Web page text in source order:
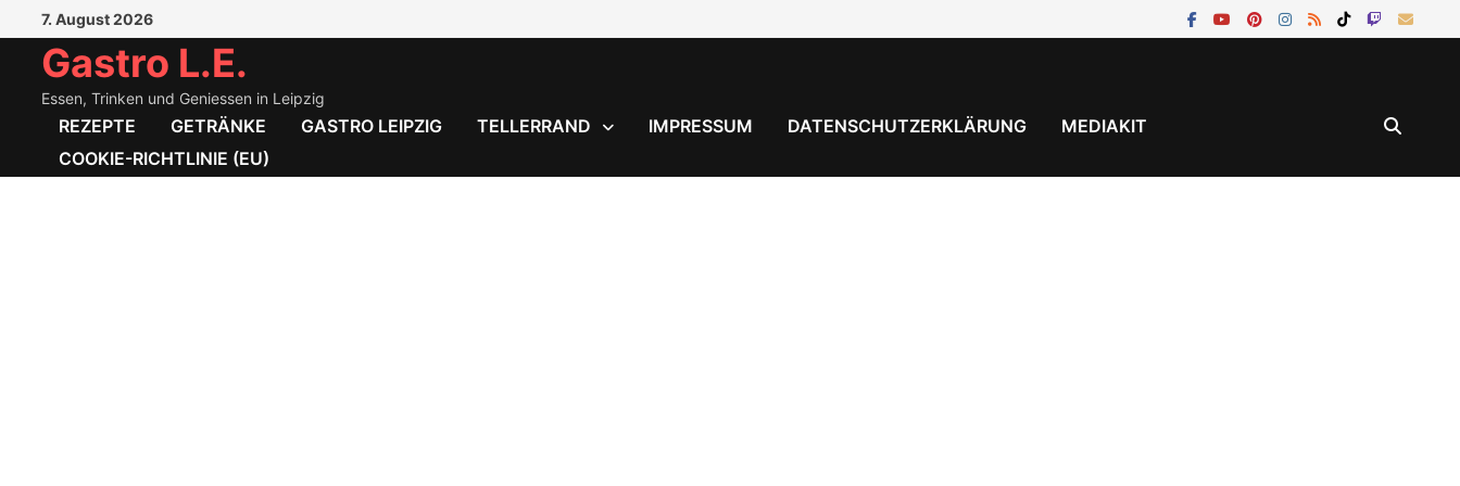
Inhalt
springen
7. August 2026
Gastro L.E.
Essen, Trinken und Geniessen in Leipzig
REZEPTE GETRÄNKE GASTRO LEIPZIG TELLERRAND IMPRESSUM DATENSCHUTZERKLÄRUNG
MEDIAKIT
COOKIE-RICHTLINIE (EU)